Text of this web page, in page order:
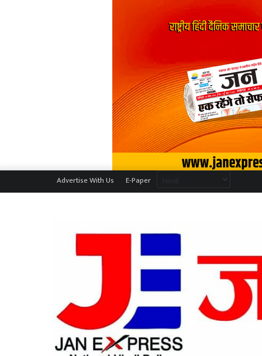
Advertise With Us E-Paper